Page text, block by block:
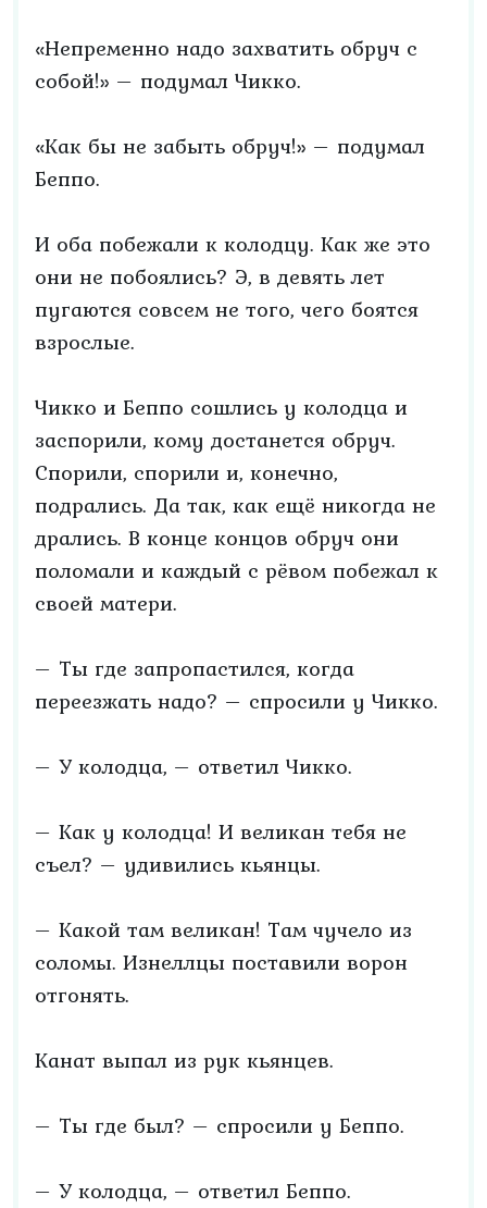
«Непременно надо захватить обруч с
собой!» – подумал Чикко.
«Как бы не забыть обруч!» – подумал
Беппо.
И оба побежали к колодцу. Как же это
они не побоялись? Э, в девять лет
пугаются совсем не того, чего боятся
взрослые.
Чикко и Беппо сошлись у колодца и
заспорили, кому достанется обруч.
Спорили, спорили и, конечно,
подрались. Да так, как ещё никогда не
дрались. В конце концов обруч они
поломали и каждый с рёвом побежал к
своей матери.
– Ты где запропастился, когда
переезжать надо? – спросили у Чикко.
– У колодца, – ответил Чикко.
– Как у колодца! И великан тебя не
съел? – удивились кьянцы.
– Какой там великан! Там чучело из
соломы. Изнеллцы поставили ворон
отгонять.
Канат выпал из рук кьянцев.
– Ты где был? – спросили у Беппо.
– У колодца, – ответил Беппо.